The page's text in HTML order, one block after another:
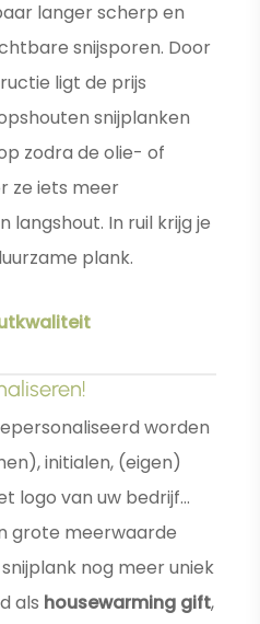
langer scherp en
snijsporen. Door
ligt de prijs
snijplanken
zodra de olie- of
ze iets meer
langshout. In ruil krijg je
plank.
worden
initialen, (eigen)
logo van uw bedrijf…
grote meerwaarde
nog meer uniek
als housewarming gift,